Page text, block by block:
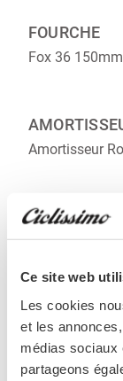
Ce site web
Les cookies
et les
médias sociaux
partageons
FOURCHE
Fox 36 150mm
Amortisseur